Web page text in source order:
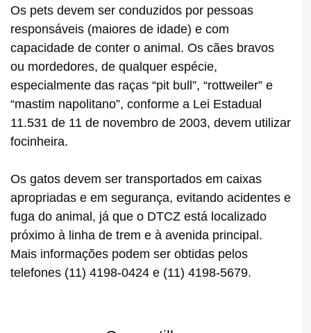
Os pets devem ser conduzidos por pessoas
responsáveis (maiores de idade) e com
capacidade de conter o animal. Os cães bravos
ou mordedores, de qualquer espécie,
especialmente das raças “pit bull”, “rottweiler” e
“mastim napolitano”, conforme a Lei Estadual
11.531 de 11 de novembro de 2003, devem utilizar
focinheira.
Os gatos devem ser transportados em caixas
apropriadas e em segurança, evitando acidentes e
fuga do animal, já que o DTCZ está localizado
próximo à linha de trem e à avenida principal.
Mais informações podem ser obtidas pelos
telefones (11) 4198-0424 e (11) 4198-5679.